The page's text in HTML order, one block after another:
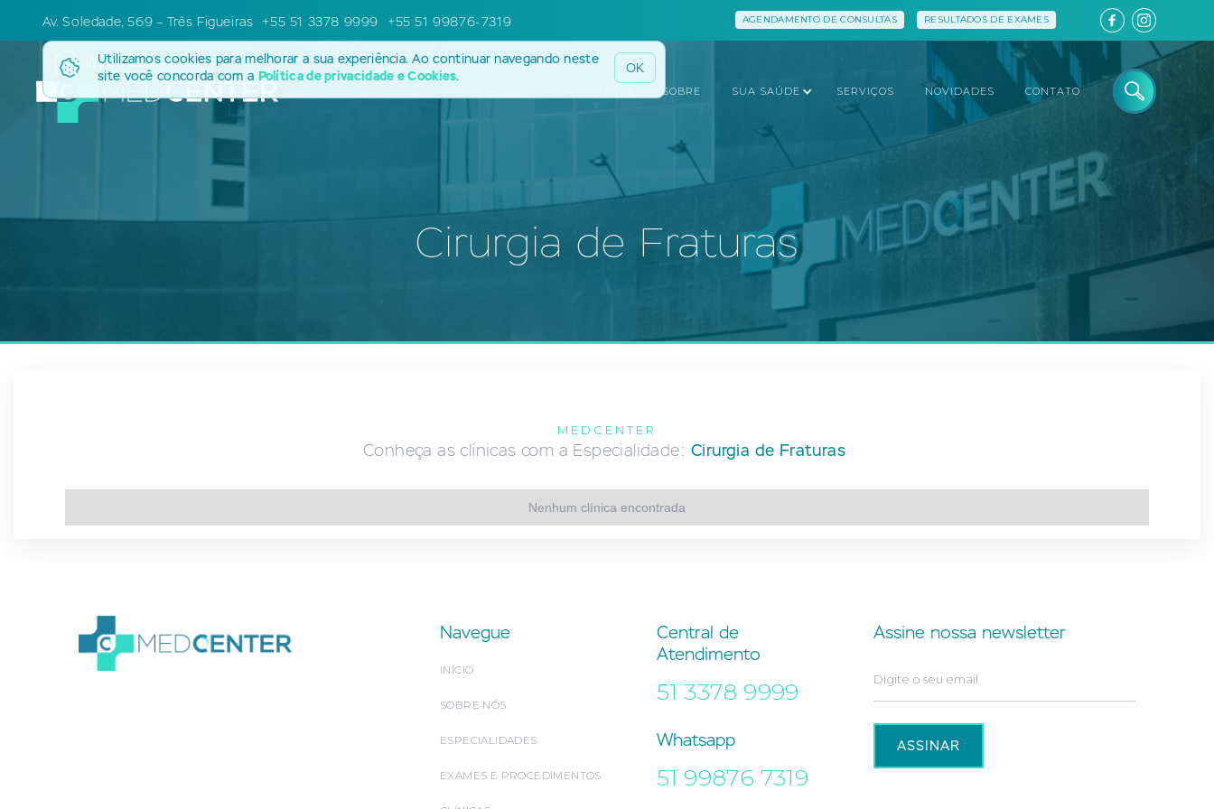
SOBRE SUA SAÚDE SERVIÇOS NOVIDADES CONTATO
Av. Soledade, 569 – Três Figueiras +55 51 3378 9999 +55 51 99876-7319 RESULTADOS DE EXAMES
AGENDAMENTO DE CONSULTAS
WHATSAPP
Utilizamos cookies para melhorar a sua experiência. Ao continuar navegando neste
site você concorda com a Política de privacidade e Cookies. OK
Cirurgia de Fraturas
MEDCENTER
Conheça as clínicas com a Especialidade: Cirurgia de Fraturas
Nenhum clínica encontrada
Navegue
INÍCIO
SOBRE NÓS
ESPECIALIDADES
EXAMES E PROCEDIMENTOS
Central de
Atendimento
51 3378 9999
Whatsapp
51 99876 7319
Assine nossa newsletter